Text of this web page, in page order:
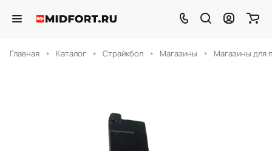
Главная Каталог Страйкбол Магазины Магазины для